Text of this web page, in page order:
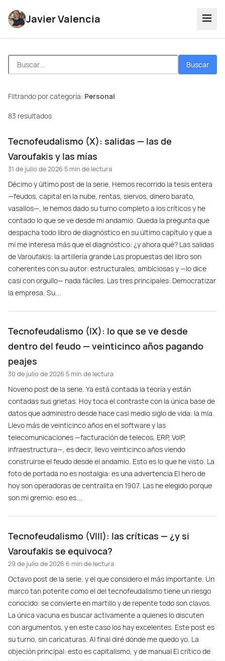
Javier Valencia
Buscar
Filtrando por categoría: Personal
83 resultados
Tecnofeudalismo (X): salidas — las de
Varoufakis y las mías
31 de julio de 2026·5 min de lectura
Décimo y último post de la serie. Hemos recorrido la tesis entera
—feudos, capital en la nube, rentas, siervos, dinero barato,
vasallos—, le hemos dado su turno completo a los críticos y he
contado lo que se ve desde mi andamio. Queda la pregunta que
despacha todo libro de diagnóstico en su último capítulo y que a
mí me interesa más que el diagnóstico: ¿y ahora qué? Las salidas
de Varoufakis: la artillería grande Las propuestas del libro son
coherentes con su autor: estructurales, ambiciosas y —lo dice
casi con orgullo— nada fáciles. Las tres principales: Democratizar
la empresa. Su...
Tecnofeudalismo (IX): lo que se ve desde
dentro del feudo — veinticinco años pagando
peajes
30 de julio de 2026·5 min de lectura
Noveno post de la serie. Ya está contada la teoría y están
contadas sus grietas. Hoy toca el contraste con la única base de
datos que administro desde hace casi medio siglo de vida: la mía.
Llevo más de veinticinco años en el software y las
telecomunicaciones —facturación de telecos, ERP, VoIP,
infraestructura—, es decir, llevo veinticinco años viendo
construirse el feudo desde el andamio. Esto es lo que he visto. La
foto de portada no es nostalgia: es una advertencia El hero de
hoy son operadoras de centralita en 1907. Las he elegido porque
son mi gremio: eso es...
Tecnofeudalismo (VIII): las críticas — ¿y si
Varoufakis se equivoca?
29 de julio de 2026·6 min de lectura
Octavo post de la serie, y el que considero el más importante. Un
marco tan potente como el del tecnofeudalismo tiene un riesgo
conocido: se convierte en martillo y de repente todo son clavos.
La única vacuna es buscar activamente a quienes lo discuten
con argumentos, y en este caso los hay excelentes. Este post es
su turno, sin caricaturas. Al final diré dónde me quedo yo. La
objeción principal: esto es capitalismo, y de manual El crítico de